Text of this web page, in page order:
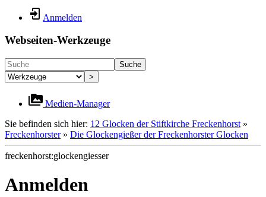
Anmelden
Webseiten-Werkzeuge
Suche
>
Medien-Manager
Sie befinden sich hier: 12 Glocken der Stiftkirche Freckenhorst »
Freckenhorster» Die Glockengießer der Freckenhorster Glocken
freckenhorst:glockengiesser
Anmelden